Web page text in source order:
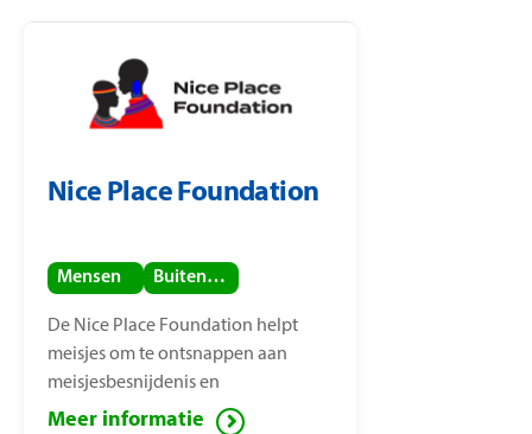
Nice Place Foundation
Mensen Buitenland
De Nice Place Foundation helpt
meisjes om te ontsnappen aan
meisjesbesnijdenis en
kindhuwelijken. De stichting is
Meer informatie